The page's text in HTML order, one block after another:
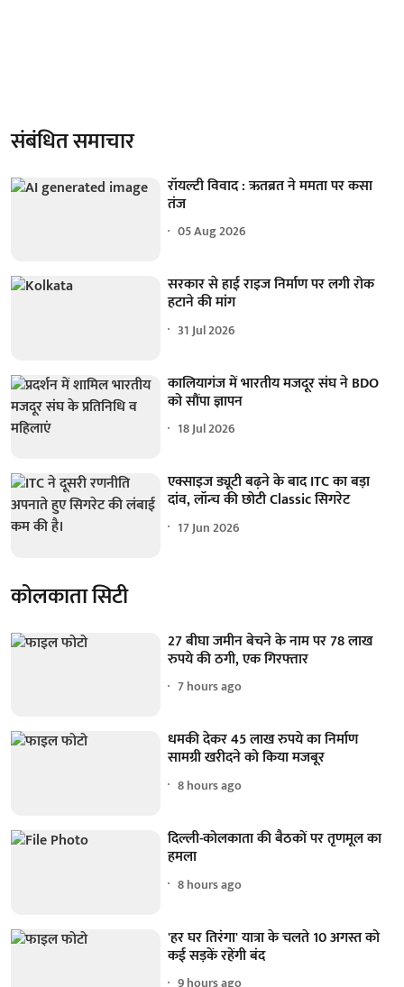
संबंधित समाचार
रॉयल्टी विवाद : ऋतब्रत ने ममता पर कसा
तंज
05 Aug 2026
सरकार से हाई राइज निर्माण पर लगी रोक
हटाने की मांग
31 Jul 2026
कालियागंज में भारतीय मजदूर संघ ने BDO
को सौंपा ज्ञापन
18 Jul 2026
एक्साइज ड्यूटी बढ़ने के बाद ITC का बड़ा
दांव, लॉन्च की छोटी Classic सिगरेट
17 Jun 2026
कोलकाता सिटी
27 बीघा जमीन बेचने के नाम पर 78 लाख
रुपये की ठगी, एक गिरफ्तार
7 hours ago
धमकी देकर 45 लाख रुपये का निर्माण
सामग्री खरीदने को किया मजबूर
8 hours ago
दिल्ली-कोलकाता की बैठकों पर तृणमूल का
हमला
8 hours ago
'हर घर तिरंगा' यात्रा के चलते 10 अगस्त को
कई सड़कें रहेंगी बंद